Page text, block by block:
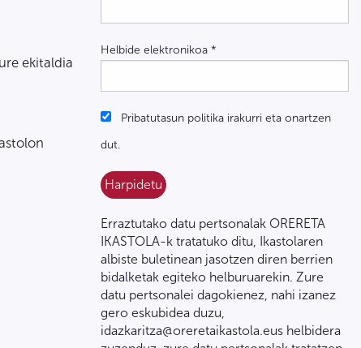
ekitaldia
Helbide elektronikoa *
Pribatutasun politika irakurri eta onartzen
dut.
Erraztutako datu pertsonalak ORERETA
IKASTOLA-k tratatuko ditu, Ikastolaren
albiste buletinean jasotzen diren berrien
bidalketak egiteko helburuarekin. Zure
datu pertsonalei dagokienez, nahi izanez
gero eskubidea duzu,
idazkaritza@oreretaikastola.eus helbidera